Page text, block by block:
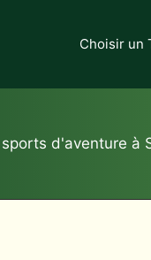
Choisir un
d'aventure à